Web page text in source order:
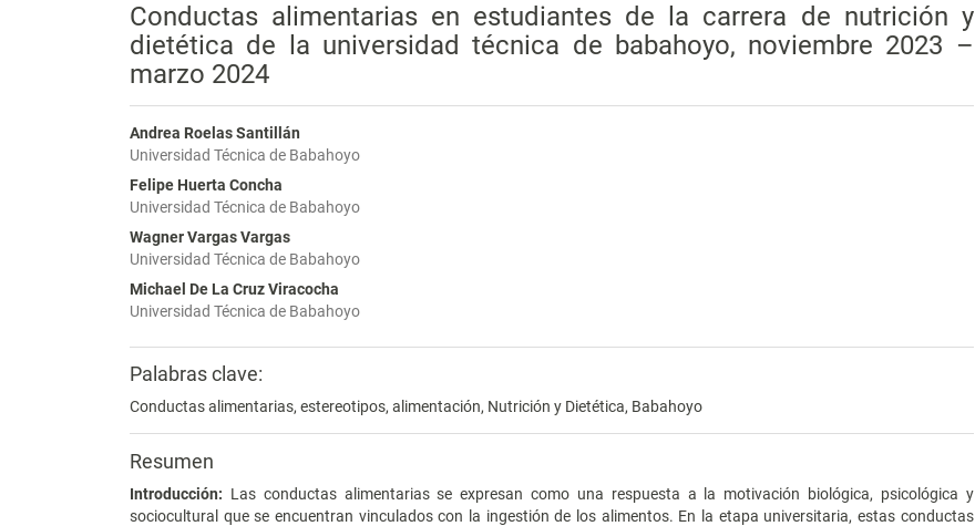
EQUIPO EDITORIAL
Conductas alimentarias en estudiantes de la carrera de nutrición y
dietética de la universidad técnica de babahoyo, noviembre 2023 –
marzo 2024
Andrea Roelas Santillán
Universidad Técnica de Babahoyo
Felipe Huerta Concha
Universidad Técnica de Babahoyo
Wagner Vargas Vargas
Universidad Técnica de Babahoyo
Michael De La Cruz Viracocha
Universidad Técnica de Babahoyo
Palabras clave:
Conductas alimentarias, estereotipos, alimentación, Nutrición y Dietética, Babahoyo
Resumen
Introducción: Las conductas alimentarias se expresan como una respuesta a la motivación biológica, psicológica y
sociocultural que se encuentran vinculados con la ingestión de los alimentos. En la etapa universitaria, estas conductas